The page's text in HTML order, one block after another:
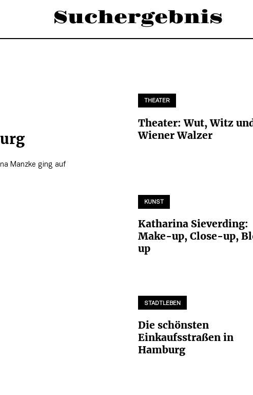
Suchergebnis
Manzke ging auf
THEATER
Theater: Wut, Witz
Wiener Walzer
KUNST
Katharina Sieverding:
Make-up, Close-up,
up
STADTLEBEN
Die schönsten
Einkaufsstraßen in
Hamburg